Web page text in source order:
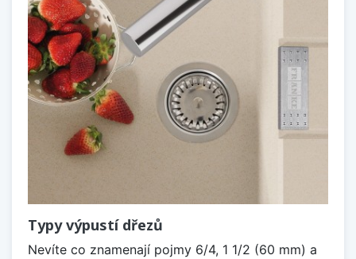
Typy výpustí dřezů
Nevíte co znamenají pojmy 6/4, 1 1/2 (60 mm) a